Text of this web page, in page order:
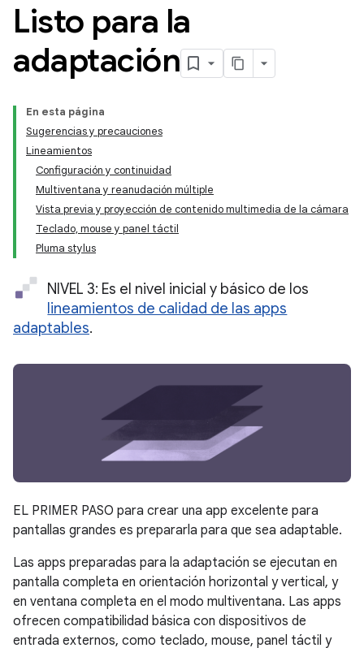
Listo para la
adaptación
En esta página
Sugerencias y precauciones
Lineamientos
Configuración y continuidad
Multiventana y reanudación múltiple
Vista previa y proyección de contenido multimedia de la cámara
Teclado, mouse y panel táctil
Pluma stylus
NIVEL 3: Es el nivel inicial y básico de los
lineamientos de calidad de las apps
adaptables.
EL PRIMER PASO para crear una app excelente para
pantallas grandes es prepararla para que sea adaptable.
Las apps preparadas para la adaptación se ejecutan en
pantalla completa en orientación horizontal y vertical, y
en ventana completa en el modo multiventana. Las apps
ofrecen compatibilidad básica con dispositivos de
entrada externos, como teclado, mouse, panel táctil y